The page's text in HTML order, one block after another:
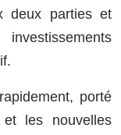
deux parties et
porté
les nouvelles